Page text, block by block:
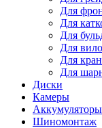
Для
Для
Для
Для
Для
Для
Диски
Камеры
Аккумуляторы
Шиномонтаж